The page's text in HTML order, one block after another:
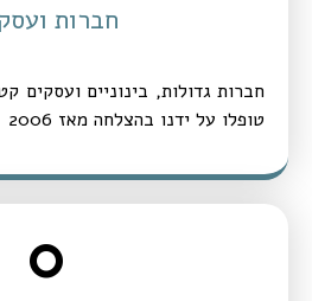
חברות
חברות גדולות, בינוניים ועסקים
טופלו על ידנו בהצלחה מאז 2006
0